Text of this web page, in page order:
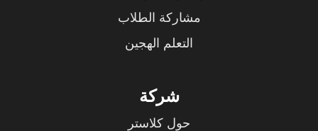
مشاركة الطلاب
التعلم الهجين
شركة
حول كلاستر